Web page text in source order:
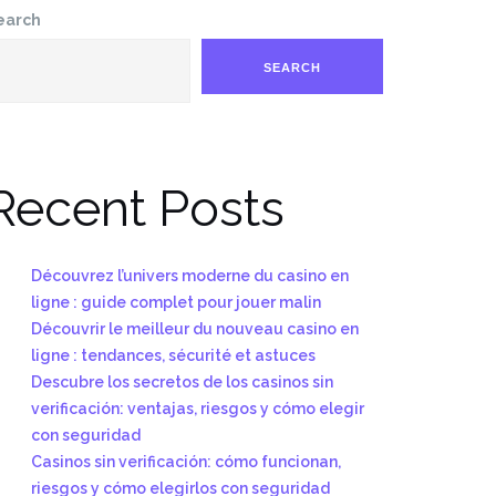
SEARCH
Posts
Découvrez l’univers moderne du casino en
ligne : guide complet pour jouer malin
Découvrir le meilleur du nouveau casino en
ligne : tendances, sécurité et astuces
Descubre los secretos de los casinos sin
verificación: ventajas, riesgos y cómo elegir
con seguridad
Casinos sin verificación: cómo funcionan,
riesgos y cómo elegirlos con seguridad